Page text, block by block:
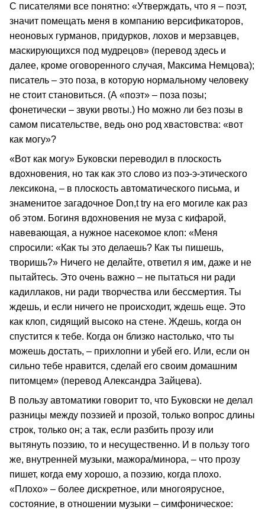
С писателями все понятно: «Утверждать, что я – поэт,
значит помещать меня в компанию версификаторов,
неоновых гурманов, придурков, лохов и мерзавцев,
маскирующихся под мудрецов» (перевод здесь и
далее, кроме оговоренного случая, Максима Немцова);
писатель – это поза, в которую нормальному человеку
не стоит становиться. (А «поэт» – поза позы;
фонетически – звуки рвоты.) Но можно ли без позы в
самом писательстве, ведь оно род хвастовства: «вот
как могу»?
«Вот как могу» Буковски переводил в плоскость
вдохновения, но так как это слово из поэ-э-этического
лексикона, – в плоскость автоматического письма, и
знаменитое загадочное Don,t try на его могиле как раз
об этом. Богиня вдохновения не муза с кифарой,
навевающая, а нужное насекомое клоп: «Меня
спросили: «Как ты это делаешь? Как ты пишешь,
творишь?» Ничего не делайте, ответил я им, даже и не
пытайтесь. Это очень важно – не пытаться ни ради
кадиллаков, ни ради творчества или бессмертия. Ты
ждешь, и если ничего не происходит, ждешь еще. Это
как клоп, сидящий высоко на стене. Ждешь, когда он
спустится к тебе. Когда он близко настолько, что ты
можешь достать, – прихлопни и убей его. Или, если он
сильно тебе нравится, сделай его своим домашним
питомцем» (перевод Александра Зайцева).
В пользу автоматики говорит то, что Буковски не делал
разницы между поэзией и прозой, только вопрос длины
строк, только он; а так, если разбить прозу или
вытянуть поэзию, то и несущественно. И в пользу того
же, внутренней музыки, мажора/минора, – что прозу
пишет, когда ему хорошо, а поэзию, когда плохо.
«Плохо» – более дискретное, или многоярусное,
состояние, в отношении музыки – симфоническое: